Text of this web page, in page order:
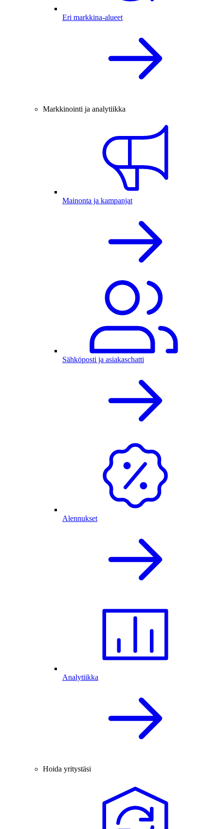
Eri markkina-alueet
Markkinointi ja analytiikka
Mainonta ja kampanjat
Sähköposti ja asiakaschatti
Alennukset
Analytiikka
Hoida yritystäsi